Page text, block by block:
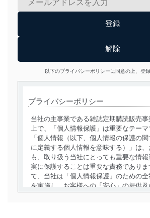
以下のプライバシーポリシーに同意の上、登録
プライバシーポリシー
当社の主事業である雑誌定期購読販売事
上で、「個人情報保護」は重要なテーマ
「個人情報（以下、個人情報の保護の
に定義する個人情報を意味する）」は
も、取り扱う当社にとっても重要な情
実に保護することは重要な責務でありま
て、当社は「個人情報保護」のための
を実施し、お客様への「安心」の提供